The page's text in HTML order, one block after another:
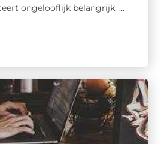
ongelooflijk belangrijk. ...